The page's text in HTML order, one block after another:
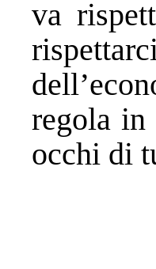
va
regola in
occhi di